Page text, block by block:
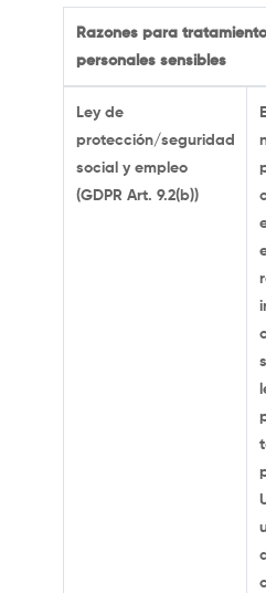
Razones para
personales sensibles
Ley de
protección/seguridad
social y empleo
(GDPR Art. 9.2(b))